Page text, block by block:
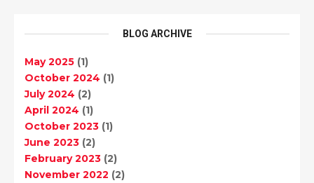
BLOG ARCHIVE
May 2025 (1)
October 2024 (1)
July 2024 (2)
April 2024 (1)
October 2023 (1)
June 2023 (2)
February 2023 (2)
November 2022 (2)